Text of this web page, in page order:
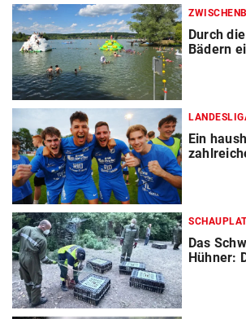
Durch
Bädern
Ein
Das
Hühner: